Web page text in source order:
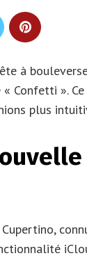
à
Confetti ».
plus